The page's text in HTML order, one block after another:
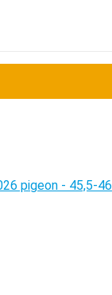
pigeon - 45,5-46